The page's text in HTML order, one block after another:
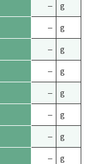
– g
– g
– g
– g
– g
– g
– g
– g